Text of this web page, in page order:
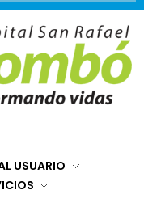
USUARIO